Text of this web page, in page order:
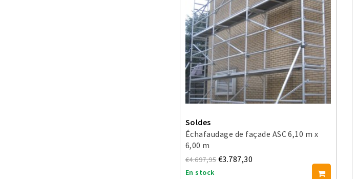
Soldes
Échafaudage de façade ASC 6,10 m x
6,00 m
€4.697,95 €3.787,30
En stock